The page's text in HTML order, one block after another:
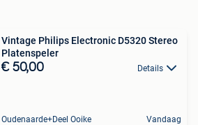
Vintage Philips Electronic D5320 Stereo
Platenspeler
€ 50,00 Details
Oudenaarde+Deel Ooike Vandaag